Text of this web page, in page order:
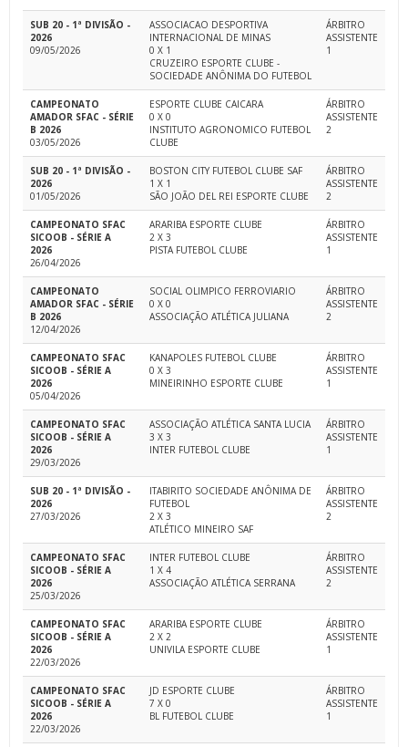
SUB 20 - 1ª DIVISÃO -
2026
09/05/2026
ASSOCIACAO DESPORTIVA
INTERNACIONAL DE MINAS
0 X 1
CRUZEIRO ESPORTE CLUBE -
SOCIEDADE ANÔNIMA DO FUTEBOL
ÁRBITRO
ASSISTENTE
1
CAMPEONATO
AMADOR SFAC - SÉRIE
B 2026
03/05/2026
ESPORTE CLUBE CAICARA
0 X 0
INSTITUTO AGRONOMICO FUTEBOL
CLUBE
ÁRBITRO
ASSISTENTE
2
SUB 20 - 1ª DIVISÃO -
2026
01/05/2026
BOSTON CITY FUTEBOL CLUBE SAF
1 X 1
SÃO JOÃO DEL REI ESPORTE CLUBE
ÁRBITRO
ASSISTENTE
2
CAMPEONATO SFAC
SICOOB - SÉRIE A
2026
26/04/2026
ARARIBA ESPORTE CLUBE
2 X 3
PISTA FUTEBOL CLUBE
ÁRBITRO
ASSISTENTE
1
CAMPEONATO
AMADOR SFAC - SÉRIE
B 2026
12/04/2026
SOCIAL OLIMPICO FERROVIARIO
0 X 0
ASSOCIAÇÃO ATLÉTICA JULIANA
ÁRBITRO
ASSISTENTE
2
CAMPEONATO SFAC
SICOOB - SÉRIE A
2026
05/04/2026
KANAPOLES FUTEBOL CLUBE
0 X 3
MINEIRINHO ESPORTE CLUBE
ÁRBITRO
ASSISTENTE
1
CAMPEONATO SFAC
SICOOB - SÉRIE A
2026
29/03/2026
ASSOCIAÇÃO ATLÉTICA SANTA LUCIA
3 X 3
INTER FUTEBOL CLUBE
ÁRBITRO
ASSISTENTE
1
SUB 20 - 1ª DIVISÃO -
2026
27/03/2026
ITABIRITO SOCIEDADE ANÔNIMA DE
FUTEBOL
2 X 3
ATLÉTICO MINEIRO SAF
ÁRBITRO
ASSISTENTE
2
CAMPEONATO SFAC
SICOOB - SÉRIE A
2026
25/03/2026
INTER FUTEBOL CLUBE
1 X 4
ASSOCIAÇÃO ATLÉTICA SERRANA
ÁRBITRO
ASSISTENTE
2
CAMPEONATO SFAC
SICOOB - SÉRIE A
2026
22/03/2026
ARARIBA ESPORTE CLUBE
2 X 2
UNIVILA ESPORTE CLUBE
ÁRBITRO
ASSISTENTE
1
CAMPEONATO SFAC
SICOOB - SÉRIE A
2026
22/03/2026
JD ESPORTE CLUBE
7 X 0
BL FUTEBOL CLUBE
ÁRBITRO
ASSISTENTE
1